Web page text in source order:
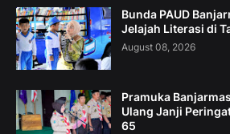
Bunda PAUD
Jelajah Literasi di
August 08, 2026
Pramuka
Ulang Janji
65